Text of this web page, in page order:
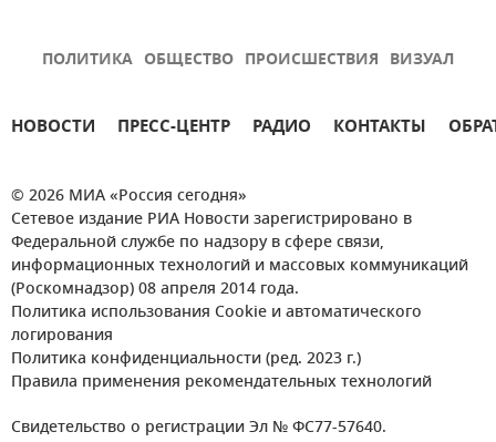
ПОЛИТИКА ОБЩЕСТВО ПРОИСШЕСТВИЯ ВИЗУАЛ
НОВОСТИ ПРЕСС-ЦЕНТР РАДИО КОНТАКТЫ
© 2026 МИА «Россия сегодня»
Сетевое издание РИА Новости зарегистрировано в
Федеральной службе по надзору в сфере связи,
информационных технологий и массовых коммуникаций
(Роскомнадзор) 08 апреля 2014 года.
Политика использования Cookie и автоматического
логирования
Политика конфиденциальности (ред. 2023 г.)
Правила применения рекомендательных технологий
Свидетельство о регистрации Эл № ФС77-57640.